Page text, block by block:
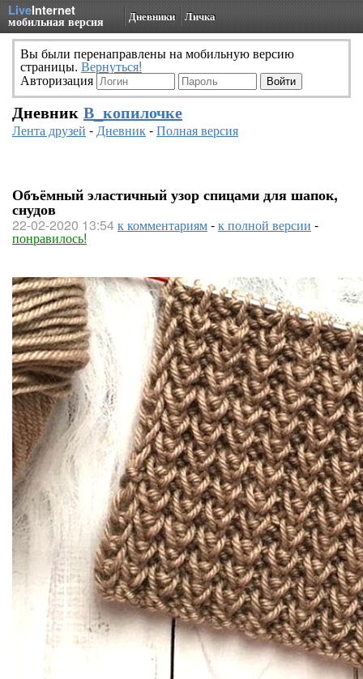
LiveInternet
мобильная версия Дневники Личка
Вы были перенаправлены на мобильную версию
страницы. Вернуться!
Авторизация
Дневник В_копилочке
Лента друзей -Дневник-Полная версия
Объёмный эластичный узор спицами для шапок,
снудов
22-02-2020 13:54к комментариям-к полной версии -
понравилось!